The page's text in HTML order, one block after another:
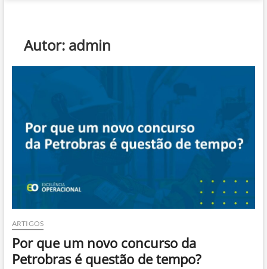
Autor: admin
ARTIGOS
Por que um novo concurso da
Petrobras é questão de tempo?